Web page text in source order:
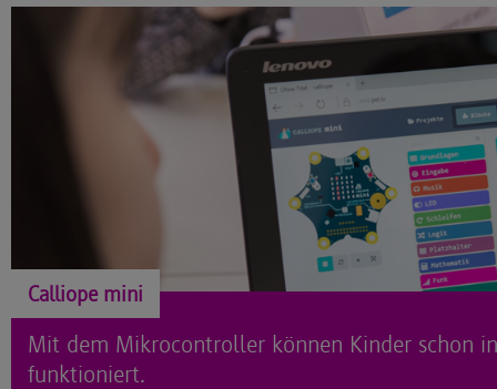
Calliope mini
Mit dem Mikrocontroller können Kinder schon
funktioniert.